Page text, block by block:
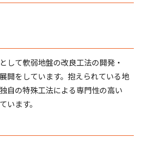
して軟弱地盤の改良工法の開発・
開をしています。抱えられている地
自の特殊工法による専門性の高い
います。